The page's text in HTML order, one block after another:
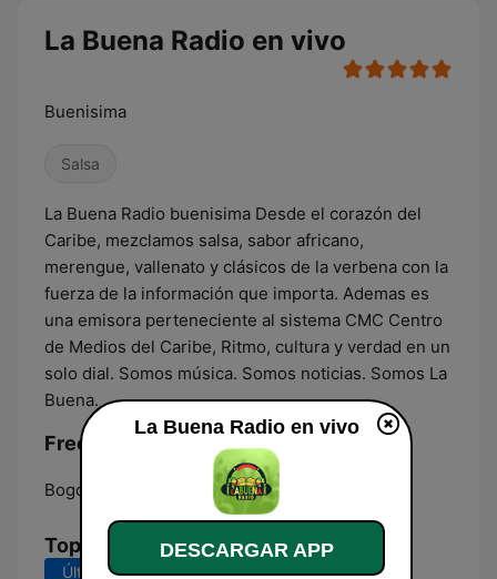
La Buena Radio en vivo
Buenisima
Salsa
La Buena Radio buenisima Desde el corazón del
Caribe, mezclamos salsa, sabor africano,
merengue, vallenato y clásicos de la verbena con la
fuerza de la información que importa. Ademas es
una emisora perteneciente al sistema CMC Centro
de Medios del Caribe, Ritmo, cultura y verdad en un
solo dial. Somos música. Somos noticias. Somos La
Buena.
Frecuencias La Buena Radio:
Bogotá:
Top Canciones
Últimos 7 días Últimos 30 días
La Buena Radio en vivo
DESCARGAR APP